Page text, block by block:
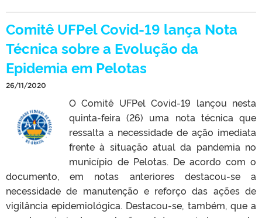
Comitê UFPel Covid-19 lança Nota
Técnica sobre a Evolução da
Epidemia em Pelotas
26/11/2020
O Comitê UFPel Covid-19 lançou nesta
quinta-feira (26) uma nota técnica que
ressalta a necessidade de ação imediata
frente à situação atual da pandemia no
município de Pelotas. De acordo com o
documento, em notas anteriores destacou-se a
necessidade de manutenção e reforço das ações de
vigilância epidemiológica. Destacou-se, também, que a